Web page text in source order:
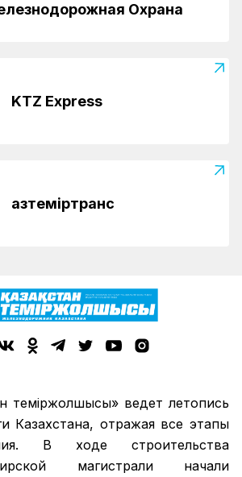
Охрана
KTZ Express
Қазтеміртранс
теміржолшысы» ведет летопись
Казахстана, отражая все этапы
В ходе строительства
магистрали начали